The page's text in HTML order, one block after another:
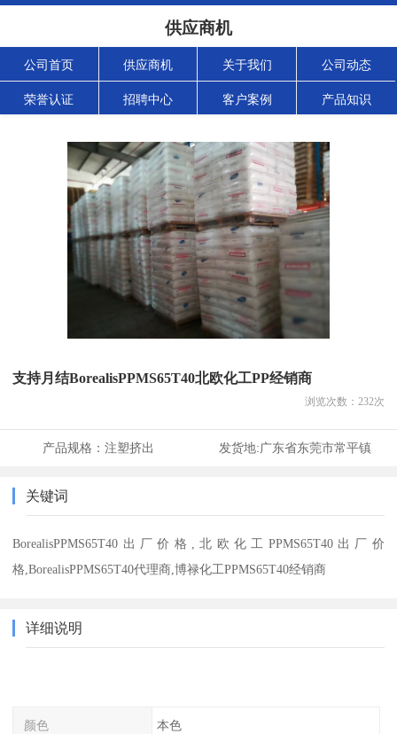
供应商机
公司首页 供应商机 关于我们 公司动态
荣誉认证 招聘中心 客户案例 产品知识
支持月结BorealisPPMS65T40北欧化工PP经销商
浏览次数： 232次
产品规格： 注塑挤出 发货地:广东省东莞市常平镇
关键词
BorealisPPMS65T40出厂价格,北欧化工PPMS65T40出厂价
格,BorealisPPMS65T40代理商,博禄化工PPMS65T40经销商
详细说明
颜色 本色